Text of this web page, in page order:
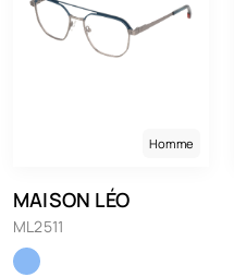
Homme
MAISON LÉO
ML2511